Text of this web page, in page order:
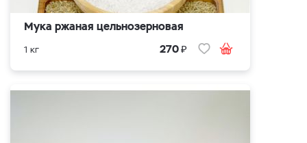
Мука ржаная цельнозерновая
1 кг 270₽